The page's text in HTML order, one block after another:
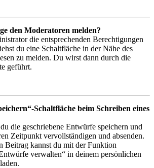
den Moderatoren melden?
die entsprechenden Berechtigungen
du eine Schaltfläche in der Nähe des
zu melden. Du wirst dann durch die
geführt.
Schaltfläche beim Schreiben eines
die geschriebene Entwürfe speichern und
Zeitpunkt vervollständigen und absenden.
Beitrag kannst du mit der Funktion
verwalten“ in deinem persönlichen